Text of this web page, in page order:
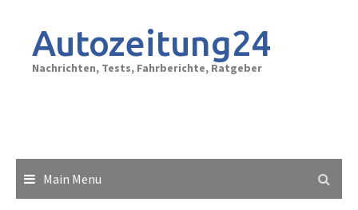
contentAutozeitung24
Nachrichten, Tests, Fahrberichte, Ratgeber
Main Menu